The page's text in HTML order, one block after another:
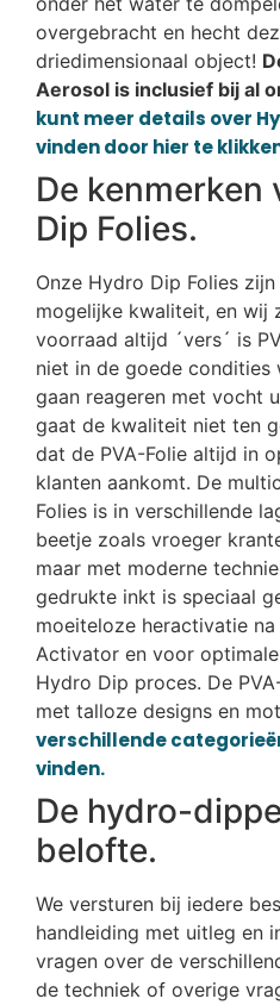
overgebracht en hecht
driedimensionaal object!
Aerosol is inclusief bij al
kunt meer details over
vinden door hier te
De kenmerken
Dip Folies.
Onze Hydro Dip Folies
mogelijke kwaliteit, en wij
voorraad altijd ´vers´ is
niet in de goede condities
gaan reageren met vocht
gaat de kwaliteit niet ten
dat de PVA-Folie altijd in
klanten aankomt. De
Folies is in verschillende
beetje zoals vroeger
maar met moderne
gedrukte inkt is speciaal
moeiteloze heractivatie
Activator en voor
Hydro Dip proces. De
met talloze designs en
verschillende
vinden.
De hydro-
belofte.
We versturen bij iedere
handleiding met uitleg en
vragen over de
de techniek of overige